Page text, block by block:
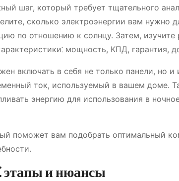
шаг, который требует тщательного
сколько электроэнергии вам нужно
по отношению к солнцу. Затем, изучите
мощность, КПД, гарантия,
включать в себя не только панели, но и
ток, используемый в вашем доме.
энергию для использования в
поможет вам подобрать оптимальный
этапы и нюансы